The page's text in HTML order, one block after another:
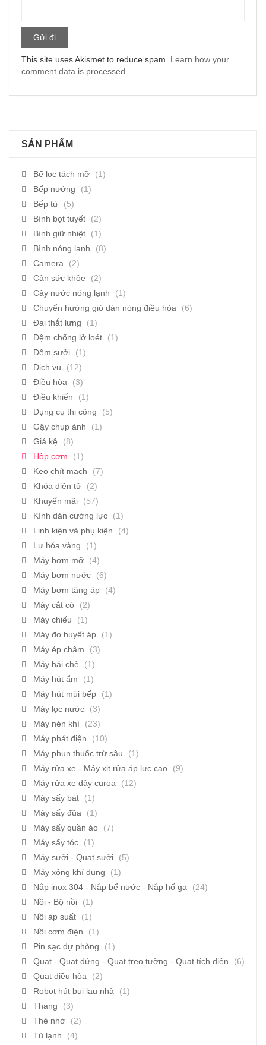
This site uses Akismet to reduce spam. Learn how your
comment data is processed.
SẢN PHẨM
Bể lọc tách mỡ
(1)
Bếp nướng
(1)
Bếp từ
(5)
Bình bọt tuyết
(2)
Bình giữ nhiệt
(1)
Bình nóng lạnh
(8)
Camera
(2)
Cân sức khỏe
(2)
Cây nước nóng lạnh
(1)
Chuyển hướng gió dàn nóng điều hòa
(6)
Đai thắt lưng
(1)
Đệm chống lở loét
(1)
Đệm sưởi
(1)
Dịch vụ
(12)
Điều hòa
(3)
Điều khiển
(1)
Dụng cụ thi công
(5)
Gậy chụp ảnh
(1)
Giá kệ
(8)
Hộp cơm
(1)
Keo chít mạch
(7)
Khóa điện tử
(2)
Khuyến mãi
(57)
Kính dán cường lực
(1)
Linh kiện và phụ kiện
(4)
Lư hóa vàng
(1)
Máy bơm mỡ
(4)
Máy bơm nước
(6)
Máy bơm tăng áp
(4)
Máy cắt cỏ
(2)
Máy chiếu
(1)
Máy đo huyết áp
(1)
Máy ép chậm
(3)
Máy hái chè
(1)
Máy hút ẩm
(1)
Máy hút mùi bếp
(1)
Máy lọc nước
(3)
Máy nén khí
(23)
Máy phát điện
(10)
Máy phun thuốc trừ sâu
(1)
Máy rửa xe - Máy xịt rửa áp lực cao
(9)
Máy rửa xe dây curoa
(12)
Máy sấy bát
(1)
Máy sấy đũa
(1)
Máy sấy quần áo
(7)
Máy sấy tóc
(1)
Máy sưởi - Quạt sưởi
(5)
Máy xông khí dung
(1)
Nắp inox 304 - Nắp bể nước - Nắp hố ga
(24)
Nồi - Bộ nồi
(1)
Nồi áp suất
(1)
Nồi cơm điện
(1)
Pin sạc dự phòng
(1)
Quạt - Quạt đứng - Quạt treo tường - Quạt tích điện
(6)
Quạt điều hòa
(2)
Robot hút bụi lau nhà
(1)
Thang
(3)
Thẻ nhớ
(2)
Tủ lạnh
(4)